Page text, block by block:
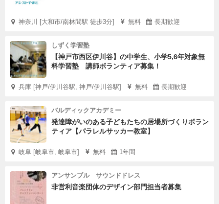
神奈川 [大和市/南林間駅 徒歩3分] 無料 長期歓迎
しずく学習塾
【神戸市西区伊川谷】の中学生、小学5,6年対象無
料学習塾 講師ボランティア募集！
兵庫 [神戸/伊川谷駅, 神戸/伊川谷駅] 無料 長期歓迎
バルディックアカデミー
発達障がいのある子どもたちの居場所づくりボラン
ティア【パラレルサッカー教室】
岐阜 [岐阜市, 岐阜市] 無料 1年間
アンサンブル サウンドドレス
非営利音楽団体のデザイン部門担当者募集